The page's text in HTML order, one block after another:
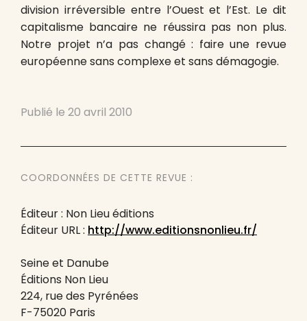
division irréversible entre l’Ouest et l’Est. Le dit
capitalisme bancaire ne réussira pas non plus.
Notre projet n’a pas changé : faire une revue
européenne sans complexe et sans démagogie.
Publié le 20 avril 2010
COORDONNÉES DE CETTE REVUE :
Éditeur : Non Lieu éditions
Éditeur URL : http://www.editionsnonlieu.fr/
Seine et Danube
Éditions Non Lieu
224, rue des Pyrénées
F-75020 Paris